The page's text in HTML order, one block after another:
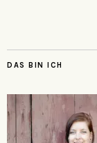
DAS BIN ICH